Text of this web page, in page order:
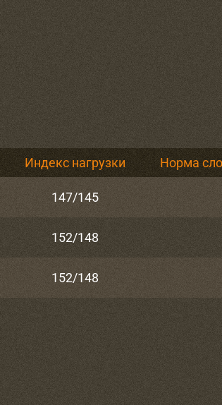
Индекс нагрузки Норма
147/145
152/148
152/148